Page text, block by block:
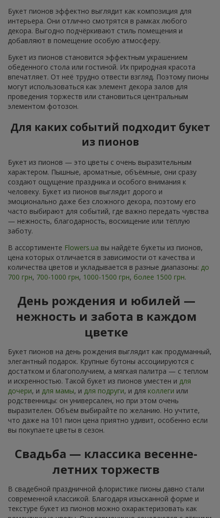
Букет пионов эффектно выглядит как композиция для
интерьера. Они отлично смотрятся в рамках любого
декора. Выгодно подчёркивают стиль помещения и
добавляют в помещение особую атмосферу.
Букет из пионов становится эффектным украшением
обеденного стола или гостиной. Их природная красота
впечатляет. От неё трудно отвести взгляд. Поэтому пионы
могут использоваться как элемент декора залов для
проведения торжеств или становиться центральным
элементом фотозон.
Для каких событий подходит букет
из пионов
Букет из пионов — это цветы с очень выразительным
характером. Пышные, ароматные, объёмные, они сразу
создают ощущение праздника и особого внимания к
человеку. Букет из пионов выглядит дорого и
эмоционально даже без сложного декора, поэтому его
часто выбирают для событий, где важно передать чувства
— нежность, благодарность, восхищение или тёплую
заботу.
В ассортименте Flowers.ua вы найдёте букеты из пионов,
цена которых отличается в зависимости от качества и
количества цветов и укладывается в разные диапазоны: до
700 грн, 700-1000 грн, 1000-1500 грн, более 1500 грн.
День рождения и юбилей —
нежность и забота в каждом
цветке
Букет пионов на день рождения выглядит как продуманный,
элегантный подарок. Крупные бутоны ассоциируются с
достатком и благополучием, а мягкая палитра — с теплом
и искренностью. Такой букет из пионов уместен и для
дочери, и для мамы, и для подруги, и для коллеги или
родственницы: он универсален, но при этом очень
выразителен. Объём выбирайте по желанию. Но учтите,
что даже на 101 пион цена приятно удивит, особенно если
вы покупаете цветы в сезон.
Свадьба — классика весенне-
летних торжеств
В свадебной праздничной флористике пионы давно стали
современной классикой. Благодаря изысканной форме и
текстуре букет из пионов можно охарактеризовать как